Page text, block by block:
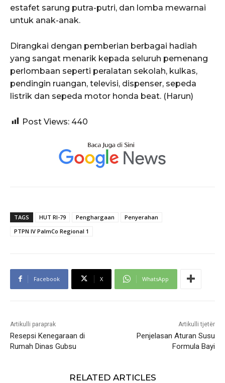
estafet sarung putra-putri, dan lomba mewarnai
untuk anak-anak.
Dirangkai dengan pemberian berbagai hadiah
yang sangat menarik kepada seluruh pemenang
perlombaan seperti peralatan sekolah, kulkas,
pendingin ruangan, televisi, dispenser, sepeda
listrik dan sepeda motor honda beat. (Harun)
Post Views: 440
TAGS HUT RI-79 Penghargaan
Penyerahan
PTPN IV PalmCo Regional 1
Facebook X WhatsApp
Artikulli paraprak
Resepsi Kenegaraan di
Rumah Dinas Gubsu
Artikulli tjetër
Penjelasan Aturan Susu
Formula Bayi
RELATED ARTICLES